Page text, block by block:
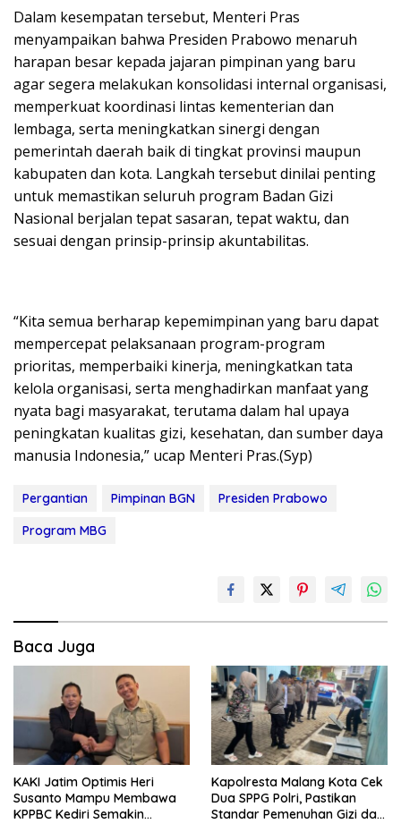
Dalam kesempatan tersebut, Menteri Pras
menyampaikan bahwa Presiden Prabowo menaruh
harapan besar kepada jajaran pimpinan yang baru
agar segera melakukan konsolidasi internal organisasi,
memperkuat koordinasi lintas kementerian dan
lembaga, serta meningkatkan sinergi dengan
pemerintah daerah baik di tingkat provinsi maupun
kabupaten dan kota. Langkah tersebut dinilai penting
untuk memastikan seluruh program Badan Gizi
Nasional berjalan tepat sasaran, tepat waktu, dan
sesuai dengan prinsip-prinsip akuntabilitas.
“Kita semua berharap kepemimpinan yang baru dapat
mempercepat pelaksanaan program-program
prioritas, memperbaiki kinerja, meningkatkan tata
kelola organisasi, serta menghadirkan manfaat yang
nyata bagi masyarakat, terutama dalam hal upaya
peningkatan kualitas gizi, kesehatan, dan sumber daya
manusia Indonesia,” ucap Menteri Pras.(Syp)
Pergantian Pimpinan BGN
Presiden Prabowo
Program MBG
Baca Juga
KAKI Jatim Optimis Heri
Susanto Mampu Membawa
KPPBC Kediri Semakin
Kapolresta Malang Kota Cek
Dua SPPG Polri, Pastikan
Standar Pemenuhan Gizi dan